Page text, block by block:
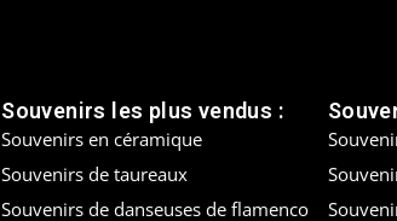
Souvenirs les plus vendus :
Souvenirs en céramique
Souvenirs de taureaux
Souvenirs de danseuses de flamenco